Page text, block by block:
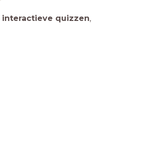
interactieve quizzen,